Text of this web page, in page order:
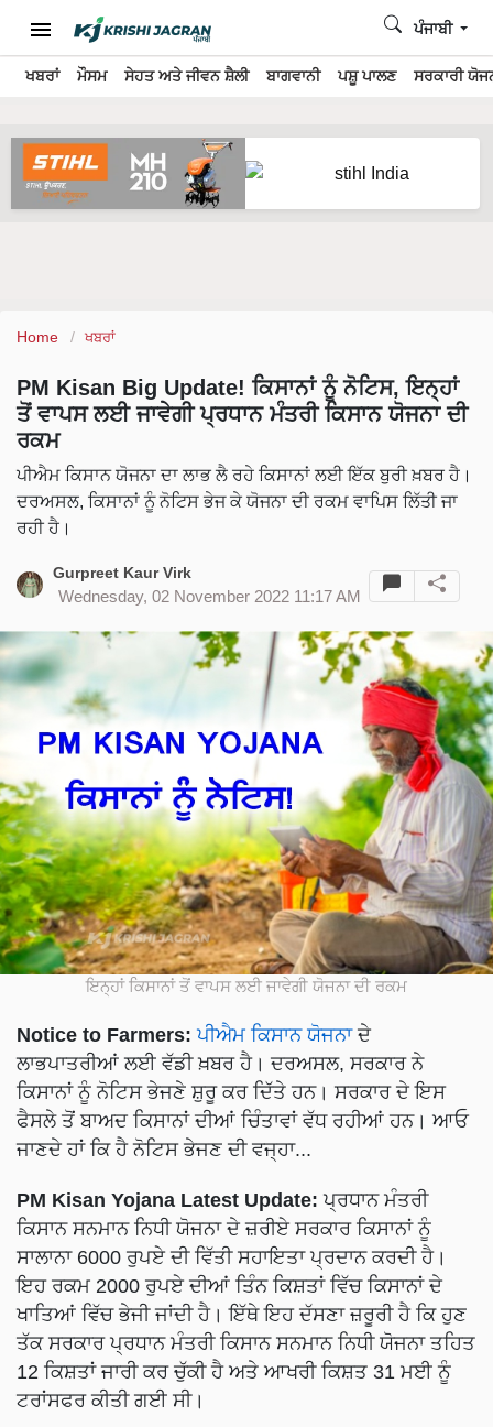
ਖਬਰਾਂ ਮੌਸਮ ਸੇਹਤ ਅਤੇ ਜੀਵਨ ਸ਼ੈਲੀ ਬਾਗਵਾਨੀ ਪਸ਼ੂ ਪਾਲਣ ਸਰਕਾਰੀ
ਪੰਜਾਬੀ
Home ਖਬਰਾਂ
PM Kisan Big Update! ਕਿਸਾਨਾਂ ਨੂੰ ਨੋਟਿਸ, ਇਨ੍ਹਾਂ
ਤੋਂ ਵਾਪਸ ਲਈ ਜਾਵੇਗੀ ਪ੍ਰਧਾਨ ਮੰਤਰੀ ਕਿਸਾਨ ਯੋਜਨਾ ਦੀ
ਰਕਮ
ਪੀਐਮ ਕਿਸਾਨ ਯੋਜਨਾ ਦਾ ਲਾਭ ਲੈ ਰਹੇ ਕਿਸਾਨਾਂ ਲਈ ਇੱਕ ਬੁਰੀ ਖ਼ਬਰ ਹੈ।
ਦਰਅਸਲ, ਕਿਸਾਨਾਂ ਨੂੰ ਨੋਟਿਸ ਭੇਜ ਕੇ ਯੋਜਨਾ ਦੀ ਰਕਮ ਵਾਪਿਸ ਲਿੱਤੀ ਜਾ
ਰਹੀ ਹੈ।
Gurpreet Kaur Virk
Wednesday, 02 November 2022 11:17 AM
ਇਨ੍ਹਾਂ ਕਿਸਾਨਾਂ ਤੋਂ ਵਾਪਸ ਲਈ ਜਾਵੇਗੀ ਯੋਜਨਾ ਦੀ ਰਕਮ
Notice to Farmers: ਪੀਐਮ ਕਿਸਾਨ ਯੋਜਨਾਦੇ
ਲਾਭਪਾਤਰੀਆਂ ਲਈ ਵੱਡੀ ਖ਼ਬਰ ਹੈ। ਦਰਅਸਲ, ਸਰਕਾਰ ਨੇ
ਕਿਸਾਨਾਂ ਨੂੰ ਨੋਟਿਸ ਭੇਜਣੇ ਸ਼ੁਰੂ ਕਰ ਦਿੱਤੇ ਹਨ। ਸਰਕਾਰ ਦੇ ਇਸ
ਫੈਸਲੇ ਤੋਂ ਬਾਅਦ ਕਿਸਾਨਾਂ ਦੀਆਂ ਚਿੰਤਾਵਾਂ ਵੱਧ ਰਹੀਆਂ ਹਨ। ਆਓ
ਜਾਣਦੇ ਹਾਂ ਕਿ ਹੈ ਨੋਟਿਸ ਭੇਜਣ ਦੀ ਵਜ੍ਹਾ...
PM Kisan Yojana Latest Update: ਪ੍ਰਧਾਨ ਮੰਤਰੀ
ਕਿਸਾਨ ਸਨਮਾਨ ਨਿਧੀ ਯੋਜਨਾ ਦੇ ਜ਼ਰੀਏ ਸਰਕਾਰ ਕਿਸਾਨਾਂ ਨੂੰ
ਸਾਲਾਨਾ 6000 ਰੁਪਏ ਦੀ ਵਿੱਤੀ ਸਹਾਇਤਾ ਪ੍ਰਦਾਨ ਕਰਦੀ ਹੈ।
ਇਹ ਰਕਮ 2000 ਰੁਪਏ ਦੀਆਂ ਤਿੰਨ ਕਿਸ਼ਤਾਂ ਵਿੱਚ ਕਿਸਾਨਾਂ ਦੇ
ਖਾਤਿਆਂ ਵਿੱਚ ਭੇਜੀ ਜਾਂਦੀ ਹੈ। ਇੱਥੇ ਇਹ ਦੱਸਣਾ ਜ਼ਰੂਰੀ ਹੈ ਕਿ ਹੁਣ
ਤੱਕ ਸਰਕਾਰ ਪ੍ਰਧਾਨ ਮੰਤਰੀ ਕਿਸਾਨ ਸਨਮਾਨ ਨਿਧੀ ਯੋਜਨਾ ਤਹਿਤ
12 ਕਿਸ਼ਤਾਂ ਜਾਰੀ ਕਰ ਚੁੱਕੀ ਹੈ ਅਤੇ ਆਖਰੀ ਕਿਸ਼ਤ 31 ਮਈ ਨੂੰ
ਟਰਾਂਸਫਰ ਕੀਤੀ ਗਈ ਸੀ।